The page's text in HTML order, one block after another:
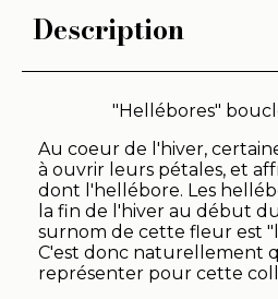
Description
"Hellébores"
Au coeur de l'hiver,
à ouvrir leurs pétales, et
dont l'hellébore. Les
la fin de l'hiver au début
surnom de cette fleur est
C'est donc naturellement
représenter pour cette